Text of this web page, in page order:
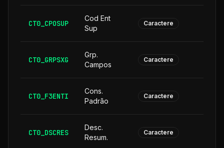
CT0_CPOSUP
Cod Ent
Sup
Caractere
CT0_GRPSXG
Grp.
Campos
Caractere
CT0_F3ENTI
Cons.
Padrão
Caractere
CT0_DSCRES
Desc.
Resum.
Caractere